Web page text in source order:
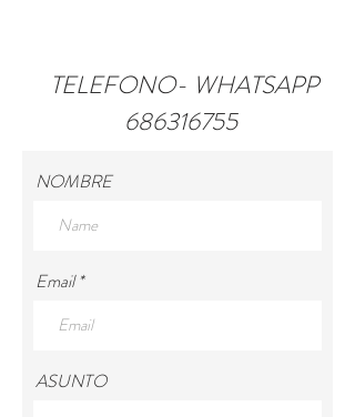
TELEFONO- WHATSAPP
686316755
NOMBRE
Email
ASUNTO